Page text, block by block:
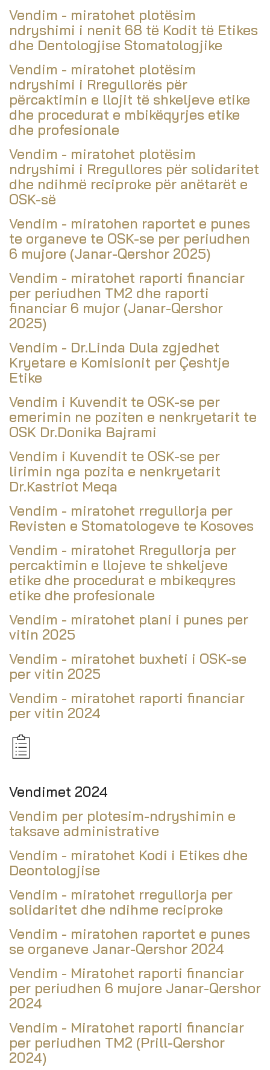
Vendim - miratohet plotësim
ndryshimi i nenit 68 të Kodit të Etikes
dhe Dentologjise Stomatologjike
Vendim - miratohet plotësim
ndryshimi i Rregullorës për
përcaktimin e llojit të shkeljeve etike
dhe procedurat e mbikëqyrjes etike
dhe profesionale
Vendim - miratohet plotësim
ndryshimi i Rregullores për solidaritet
dhe ndihmë reciproke për anëtarët e
OSK-së
Vendim - miratohen raportet e punes
te organeve te OSK-se per periudhen
6 mujore (Janar-Qershor 2025)
Vendim - miratohet raporti financiar
per periudhen TM2 dhe raporti
financiar 6 mujor (Janar-Qershor
2025)
Vendim - Dr.Linda Dula zgjedhet
Kryetare e Komisionit per Çeshtje
Etike
Vendim i Kuvendit te OSK-se per
emerimin ne poziten e nenkryetarit te
OSK Dr.Donika Bajrami
Vendim i Kuvendit te OSK-se per
lirimin nga pozita e nenkryetarit
Dr.Kastriot Meqa
Vendim - miratohet rregullorja per
Revisten e Stomatologeve te Kosoves
Vendim - miratohet Rregullorja per
percaktimin e llojeve te shkeljeve
etike dhe procedurat e mbikeqyres
etike dhe profesionale
Vendim - miratohet plani i punes per
vitin 2025
Vendim - miratohet buxheti i OSK-se
per vitin 2025
Vendim - miratohet raporti financiar
per vitin 2024
Vendimet 2024
Vendim per plotesim-ndryshimin e
taksave administrative
Vendim - miratohet Kodi i Etikes dhe
Deontologjise
Vendim - miratohet rregullorja per
solidaritet dhe ndihme reciproke
Vendim - miratohen raportet e punes
se organeve Janar-Qershor 2024
Vendim - Miratohet raporti financiar
per periudhen 6 mujore Janar-Qershor
2024
Vendim - Miratohet raporti financiar
per periudhen TM2 (Prill-Qershor
2024)